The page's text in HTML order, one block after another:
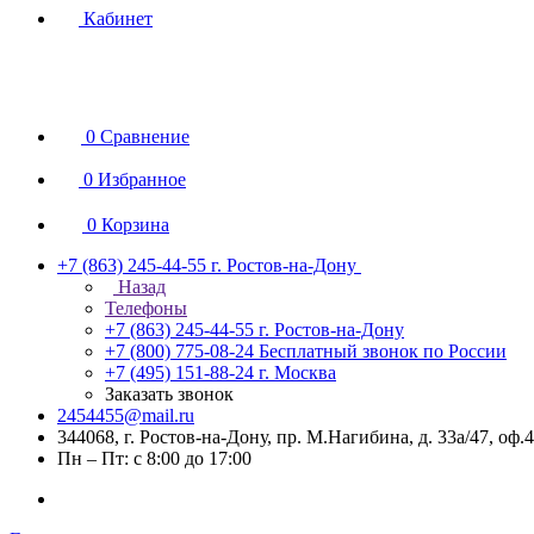
Кабинет
0 Сравнение
0 Избранное
0 Корзина
+7 (863) 245-44-55 г. Ростов-на-Дону
Назад
Телефоны
+7 (863) 245-44-55 г. Ростов-на-Дону
+7 (800) 775-08-24 Бесплатный звонок по России
+7 (495) 151-88-24 г. Москва
Заказать звонок
2454455@mail.ru
344068, г. Ростов-на-Дону, пр. М.Нагибина, д. 33а/47,
Пн – Пт: с 8:00 до 17:00